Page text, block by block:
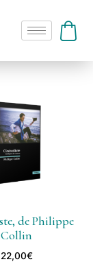
de Philippe
Collin
22,00€